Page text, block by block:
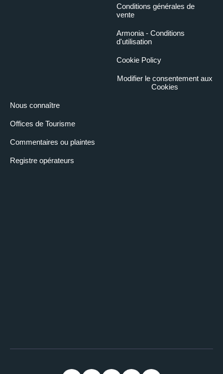
Nous connaître
Offices de Tourisme
Commentaires ou plaintes
Registre opérateurs
Conditions générales de
vente
Armonia - Conditions
d'utilisation
Cookie Policy
Modifier le consentement aux
Cookies